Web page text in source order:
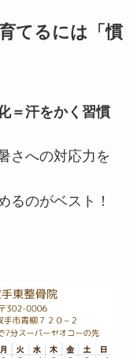
てるには「慣
＝汗をかく習慣
さへの対応力を
るのがベスト！